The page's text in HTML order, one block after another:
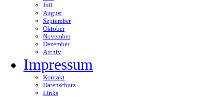
Juli
August
September
Oktober
November
Dezember
Archiv
Impressum
Kontakt
Datenschutz
Links